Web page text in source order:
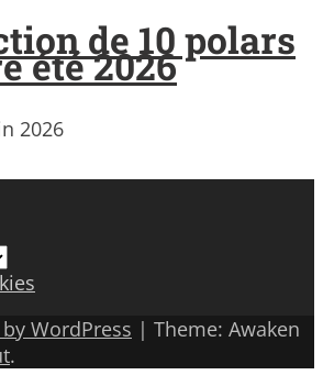
de 10 polars
été 2026
2026
WordPress | Theme: Awaken
.